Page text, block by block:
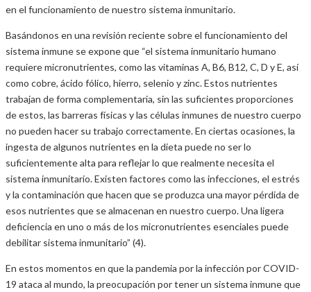
en el funcionamiento de nuestro sistema inmunitario.
Basándonos en una revisión reciente sobre el funcionamiento del
sistema inmune se expone que “el sistema inmunitario humano
requiere micronutrientes, como las vitaminas A, B6, B12, C, D y E, así
como cobre, ácido fólico, hierro, selenio y zinc. Estos nutrientes
trabajan de forma complementaria, sin las suficientes proporciones
de estos, las barreras físicas y las células inmunes de nuestro cuerpo
no pueden hacer su trabajo correctamente. En ciertas ocasiones, la
ingesta de algunos nutrientes en la dieta puede no ser lo
suficientemente alta para reflejar lo que realmente necesita el
sistema inmunitario. Existen factores como las infecciones, el estrés
y la contaminación que hacen que se produzca una mayor pérdida de
esos nutrientes que se almacenan en nuestro cuerpo. Una ligera
deficiencia en uno o más de los micronutrientes esenciales puede
debilitar sistema inmunitario” (4).
En estos momentos en que la pandemia por la infección por COVID-
19 ataca al mundo, la preocupación por tener un sistema inmune que